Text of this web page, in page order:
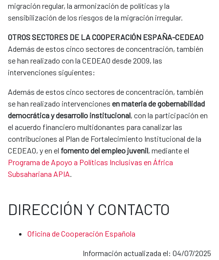
migración regular, la armonización de políticas y la
sensibilización de los riesgos de la migración irregular.
OTROS SECTORES DE LA COOPERACIÓN ESPAÑA-CEDEAO
Además de estos cinco sectores de concentración, también
se han realizado con la CEDEAO desde 2009, las
intervenciones siguientes:
Además de estos cinco sectores de concentración, también
se han realizado intervenciones en materia de gobernabilidad
democrática y desarrollo institucional, con la participación en
el acuerdo financiero multidonantes para canalizar las
contribuciones al Plan de Fortalecimiento Institucional de la
CEDEAO, y en el fomento del empleo juvenil, mediante el
Programa de Apoyo a Políticas Inclusivas en África
Subsahariana APIA.
DIRECCIÓN Y CONTACTO
Oficina de Cooperación Española
Información actualizada el: 04/07/2025